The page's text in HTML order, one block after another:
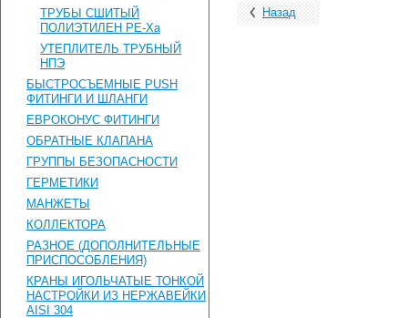
ТРУБЫ СШИТЫЙ
ПОЛИЭТИЛЕН PE-Xa
УТЕПЛИТЕЛЬ ТРУБНЫЙ
НПЭ
БЫСТРОСЪЕМНЫЕ PUSH
ФИТИНГИ И ШЛАНГИ
ЕВРОКОНУС ФИТИНГИ
ОБРАТНЫЕ КЛАПАНА
ГРУППЫ БЕЗОПАСНОСТИ
ГЕРМЕТИКИ
МАНЖЕТЫ
КОЛЛЕКТОРА
РАЗНОЕ (ДОПОЛНИТЕЛЬНЫЕ
ПРИСПОСОБЛЕНИЯ)
КРАНЫ ИГОЛЬЧАТЫЕ ТОНКОЙ
НАСТРОЙКИ ИЗ НЕРЖАВЕЙКИ
AISI 304
Назад